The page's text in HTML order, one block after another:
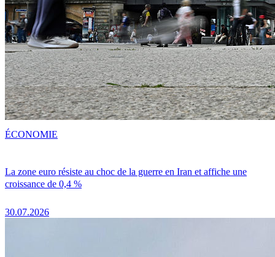
La zone euro résiste au choc de la guerre en Iran et affiche une
croissance de 0,4 %
30.07.2026
ÉCONOMIE